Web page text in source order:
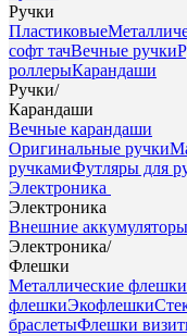
Ручки
Пластиковые
софт тачВечные ручки
роллерыКарандаши
Ручки/
Карандаши
Вечные карандаши
Оригинальные ручки
ручкамиФутляры для
Электроника
Электроника
Внешние аккумуляторы
Электроника/
Флешки
Металлические флешки
флешкиЭкофлешки
браслетыФлешки